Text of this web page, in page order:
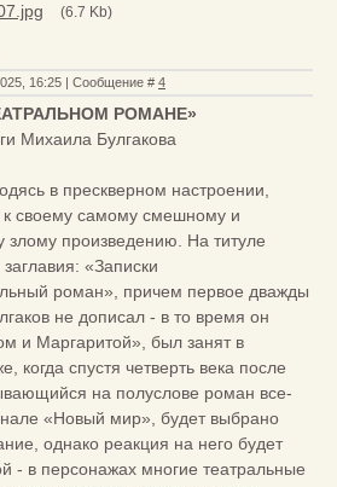
(6.7 Kb)
16:25 | Сообщение # 4
РОМАНЕ»
Михаила Булгакова
в прескверном настроении,
к своему самому смешному и
произведению. На титуле
«Записки
роман», причем первое дважды
не дописал - в то время он
и Маргаритой», был занят в
когда спустя четверть века после
на полуслове роман все-
«Новый мир», будет выбрано
однако реакция на него будет
- в персонажах многие театральные